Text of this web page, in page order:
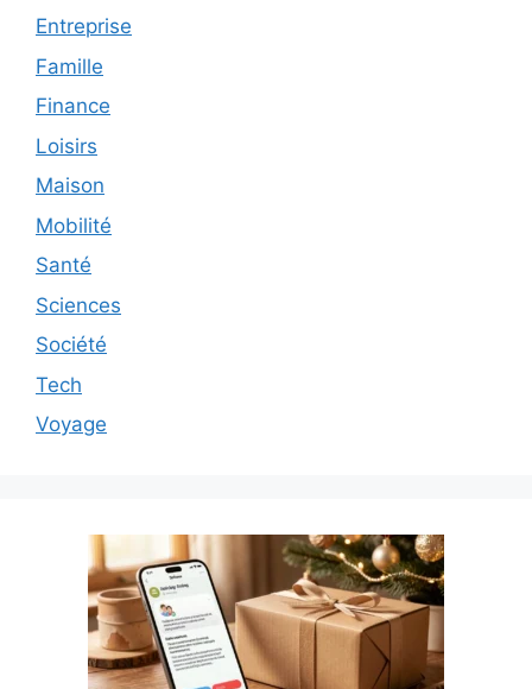
Entreprise
Famille
Finance
Loisirs
Maison
Mobilité
Santé
Sciences
Société
Tech
Voyage